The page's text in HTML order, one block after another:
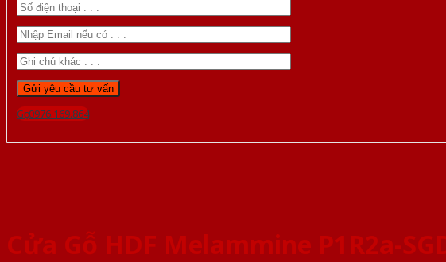
Gọi 0976.169.864
Cửa Gỗ HDF Melammine P1R2a-